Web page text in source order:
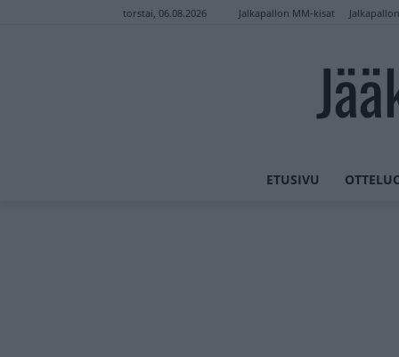
torstai, 06.08.2026 Jalkapallon MM-kisat
ETUSIVU